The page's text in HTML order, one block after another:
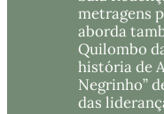
metragens
aborda
Quilombo
história de
Negrinho”
das